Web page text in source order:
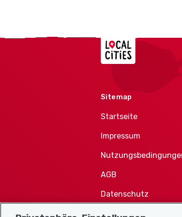
Localcities
Sitemap
Startseite
Impressum
AGB
Datenschutz
Cookie-Richtlinie